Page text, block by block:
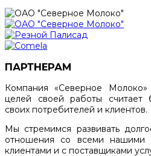
ПАРТНЕРАМ
Компания «Северное
целей своей работы считает
своих потребителей и клиентов.
Мы стремимся развивать
отношения со всеми нашими
клиентами и с поставщиками